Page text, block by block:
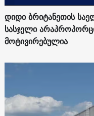
დიდი ბრიტანეთის
სასჯელი
მოტივირებულია